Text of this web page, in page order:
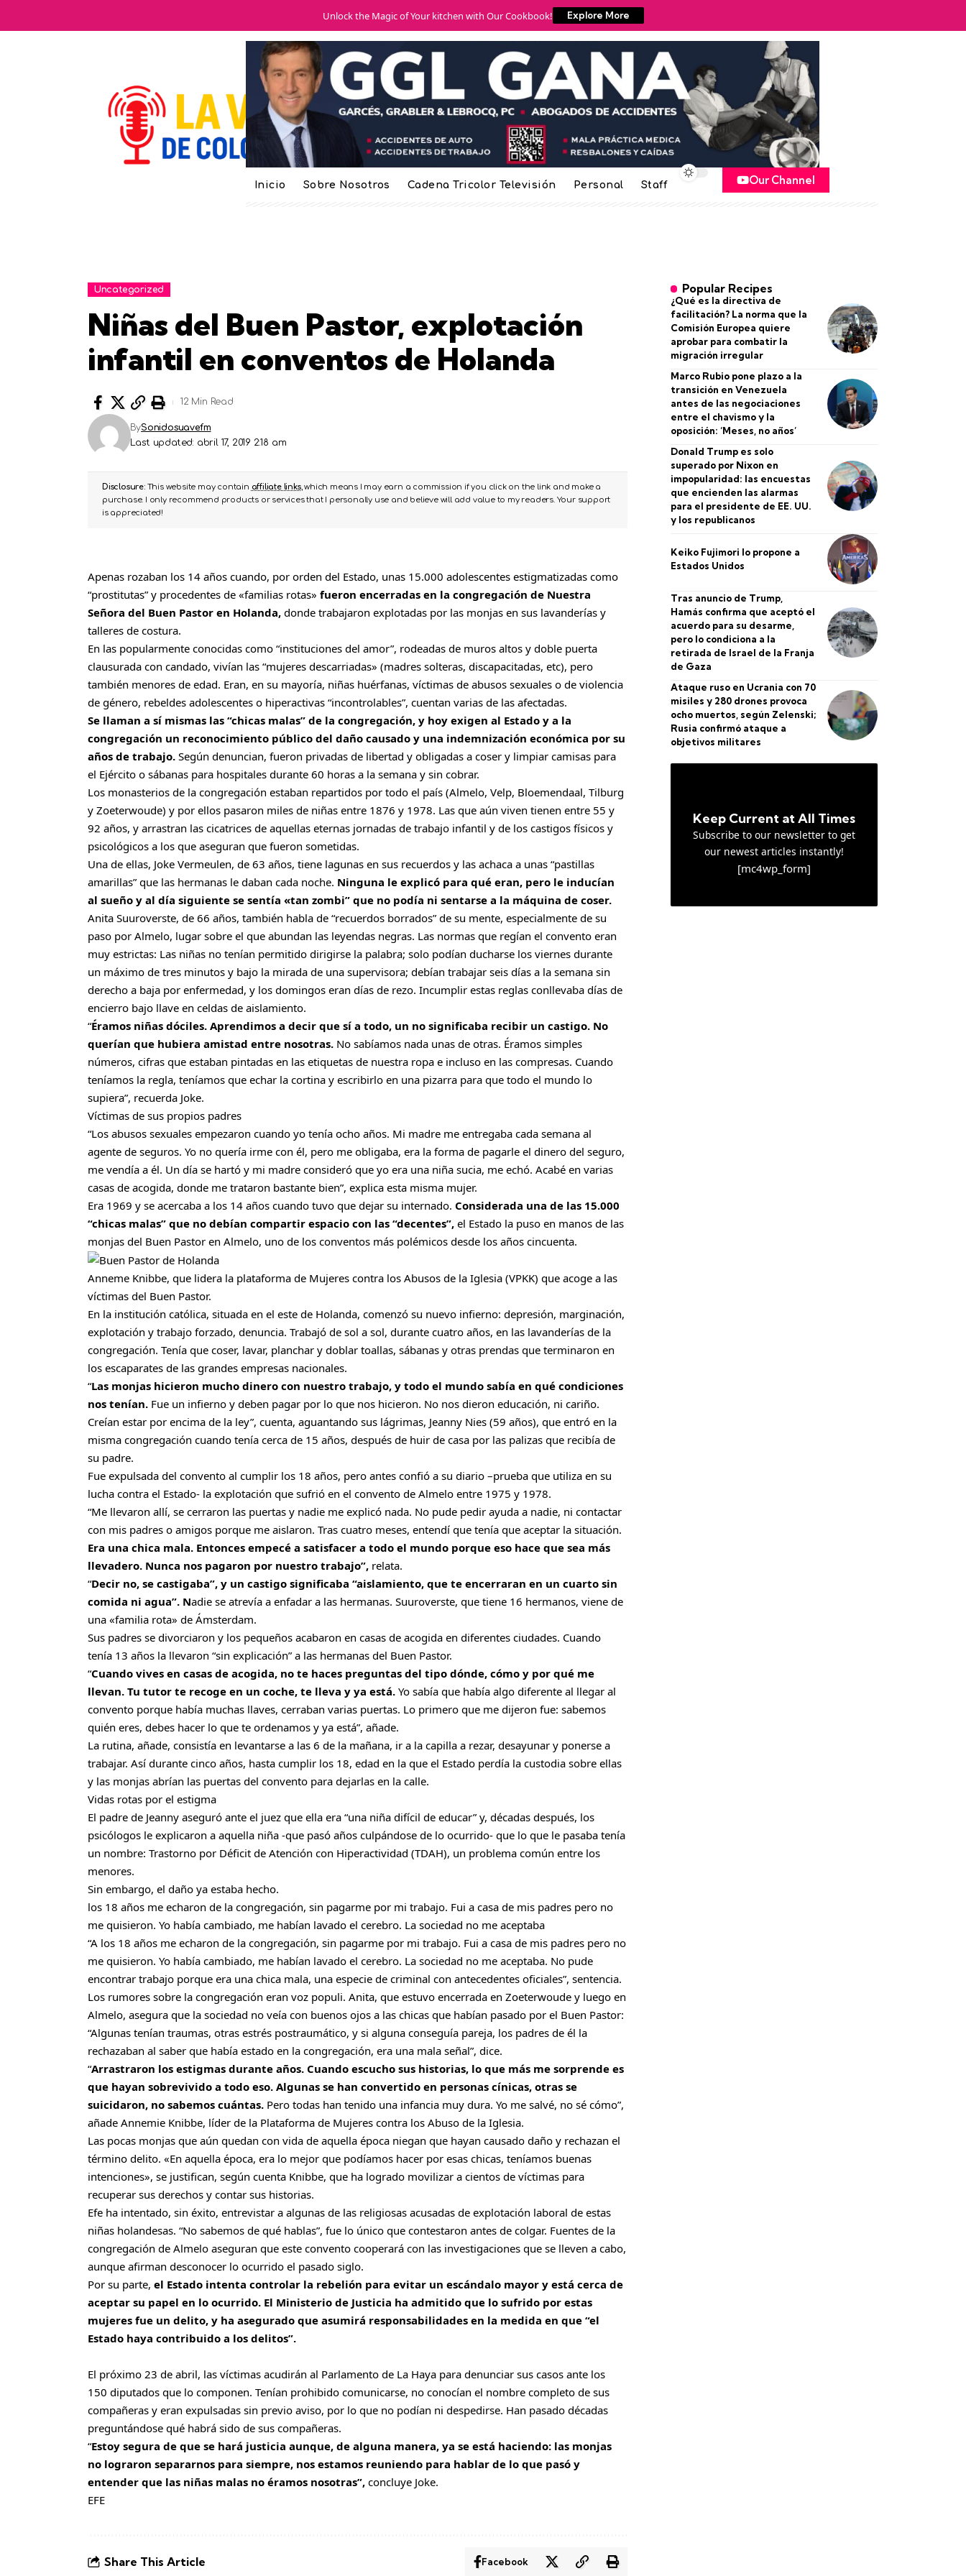
Unlock the Magic of Your kitchen with Our Cookbook! Explore More
Inicio Sobre Nosotros Cadena Tricolor Televisión Personal Staff Our Channel
Uncategorized
Niñas del Buen Pastor, explotación
infantil en conventos de Holanda
Last updated: abril 17, 2019 2:18 am
BySonidosuavefm
12 Min Read
Disclosure:This website may contain affiliate links, which means I may earn a commission if you click on the link and make a
purchase. I only recommend products or services that I personally use and believe will add value to my readers. Your support
is appreciated!
Apenas rozaban los 14 años cuando, por orden del Estado, unas 15.000 adolescentes estigmatizadas como
“prostitutas” y procedentes de «familias rotas» fueron encerradas en la congregación de Nuestra
Señora del Buen Pastor en Holanda, donde trabajaron explotadas por las monjas en sus lavanderías y
talleres de costura.
En las popularmente conocidas como “instituciones del amor”, rodeadas de muros altos y doble puerta
clausurada con candado, vivían las “mujeres descarriadas» (madres solteras, discapacitadas, etc), pero
también menores de edad. Eran, en su mayoría, niñas huérfanas, víctimas de abusos sexuales o de violencia
de género, rebeldes adolescentes o hiperactivas “incontrolables”, cuentan varias de las afectadas.
Se llaman a sí mismas las “chicas malas” de la congregación, y hoy exigen al Estado y a la
congregación un reconocimiento público del daño causado y una indemnización económica por su
años de trabajo. Según denuncian, fueron privadas de libertad y obligadas a coser y limpiar camisas para
el Ejército o sábanas para hospitales durante 60 horas a la semana y sin cobrar.
Los monasterios de la congregación estaban repartidos por todo el país (Almelo, Velp, Bloemendaal, Tilburg
y Zoeterwoude) y por ellos pasaron miles de niñas entre 1876 y 1978. Las que aún viven tienen entre 55 y
92 años, y arrastran las cicatrices de aquellas eternas jornadas de trabajo infantil y de los castigos físicos y
psicológicos a los que aseguran que fueron sometidas.
Una de ellas, Joke Vermeulen, de 63 años, tiene lagunas en sus recuerdos y las achaca a unas “pastillas
amarillas” que las hermanas le daban cada noche. Ninguna le explicó para qué eran, pero le inducían
al sueño y al día siguiente se sentía «tan zombi” que no podía ni sentarse a la máquina de coser.
Anita Suuroverste, de 66 años, también habla de “recuerdos borrados” de su mente, especialmente de su
paso por Almelo, lugar sobre el que abundan las leyendas negras. Las normas que regían el convento eran
muy estrictas: Las niñas no tenían permitido dirigirse la palabra; solo podían ducharse los viernes durante
un máximo de tres minutos y bajo la mirada de una supervisora; debían trabajar seis días a la semana sin
derecho a baja por enfermedad, y los domingos eran días de rezo. Incumplir estas reglas conllevaba días de
encierro bajo llave en celdas de aislamiento.
“Éramos niñas dóciles. Aprendimos a decir que sí a todo, un no significaba recibir un castigo. No
querían que hubiera amistad entre nosotras. No sabíamos nada unas de otras. Éramos simples
números, cifras que estaban pintadas en las etiquetas de nuestra ropa e incluso en las compresas. Cuando
teníamos la regla, teníamos que echar la cortina y escribirlo en una pizarra para que todo el mundo lo
supiera”, recuerda Joke.
Víctimas de sus propios padres
“Los abusos sexuales empezaron cuando yo tenía ocho años. Mi madre me entregaba cada semana al
agente de seguros. Yo no quería irme con él, pero me obligaba, era la forma de pagarle el dinero del seguro,
me vendía a él. Un día se hartó y mi madre consideró que yo era una niña sucia, me echó. Acabé en varias
casas de acogida, donde me trataron bastante bien”, explica esta misma mujer.
Era 1969 y se acercaba a los 14 años cuando tuvo que dejar su internado. Considerada una de las 15.000
“chicas malas” que no debían compartir espacio con las “decentes”, el Estado la puso en manos de las
monjas del Buen Pastor en Almelo, uno de los conventos más polémicos desde los años cincuenta.
Anneme Knibbe, que lidera la plataforma de Mujeres contra los Abusos de la Iglesia (VPKK) que acoge a las
víctimas del Buen Pastor.
En la institución católica, situada en el este de Holanda, comenzó su nuevo infierno: depresión, marginación,
explotación y trabajo forzado, denuncia. Trabajó de sol a sol, durante cuatro años, en las lavanderías de la
congregación. Tenía que coser, lavar, planchar y doblar toallas, sábanas y otras prendas que terminaron en
los escaparates de las grandes empresas nacionales.
“Las monjas hicieron mucho dinero con nuestro trabajo, y todo el mundo sabía en qué condiciones
nos tenían. Fue un infierno y deben pagar por lo que nos hicieron. No nos dieron educación, ni cariño.
Creían estar por encima de la ley”, cuenta, aguantando sus lágrimas, Jeanny Nies (59 años), que entró en la
misma congregación cuando tenía cerca de 15 años, después de huir de casa por las palizas que recibía de
su padre.
Fue expulsada del convento al cumplir los 18 años, pero antes confió a su diario –prueba que utiliza en su
lucha contra el Estado- la explotación que sufrió en el convento de Almelo entre 1975 y 1978.
“Me llevaron allí, se cerraron las puertas y nadie me explicó nada. No pude pedir ayuda a nadie, ni contactar
con mis padres o amigos porque me aislaron. Tras cuatro meses, entendí que tenía que aceptar la situación.
Era una chica mala. Entonces empecé a satisfacer a todo el mundo porque eso hace que sea más
llevadero. Nunca nos pagaron por nuestro trabajo”, relata.
“Decir no, se castigaba”, y un castigo significaba “aislamiento, que te encerraran en un cuarto sin
comida ni agua”. Nadie se atrevía a enfadar a las hermanas. Suuroverste, que tiene 16 hermanos, viene de
una «familia rota» de Ámsterdam.
Sus padres se divorciaron y los pequeños acabaron en casas de acogida en diferentes ciudades. Cuando
tenía 13 años la llevaron “sin explicación” a las hermanas del Buen Pastor.
“Cuando vives en casas de acogida, no te haces preguntas del tipo dónde, cómo y por qué me
llevan. Tu tutor te recoge en un coche, te lleva y ya está. Yo sabía que había algo diferente al llegar al
convento porque había muchas llaves, cerraban varias puertas. Lo primero que me dijeron fue: sabemos
quién eres, debes hacer lo que te ordenamos y ya está”, añade.
La rutina, añade, consistía en levantarse a las 6 de la mañana, ir a la capilla a rezar, desayunar y ponerse a
trabajar. Así durante cinco años, hasta cumplir los 18, edad en la que el Estado perdía la custodia sobre ellas
y las monjas abrían las puertas del convento para dejarlas en la calle.
Vidas rotas por el estigma
El padre de Jeanny aseguró ante el juez que ella era “una niña difícil de educar” y, décadas después, los
psicólogos le explicaron a aquella niña -que pasó años culpándose de lo ocurrido- que lo que le pasaba tenía
un nombre: Trastorno por Déficit de Atención con Hiperactividad (TDAH), un problema común entre los
menores.
Sin embargo, el daño ya estaba hecho.
los 18 años me echaron de la congregación, sin pagarme por mi trabajo. Fui a casa de mis padres pero no
me quisieron. Yo había cambiado, me habían lavado el cerebro. La sociedad no me aceptaba
“A los 18 años me echaron de la congregación, sin pagarme por mi trabajo. Fui a casa de mis padres pero no
me quisieron. Yo había cambiado, me habían lavado el cerebro. La sociedad no me aceptaba. No pude
encontrar trabajo porque era una chica mala, una especie de criminal con antecedentes oficiales”, sentencia.
Los rumores sobre la congregación eran voz populi. Anita, que estuvo encerrada en Zoeterwoude y luego en
Almelo, asegura que la sociedad no veía con buenos ojos a las chicas que habían pasado por el Buen Pastor:
“Algunas tenían traumas, otras estrés postraumático, y si alguna conseguía pareja, los padres de él la
rechazaban al saber que había estado en la congregación, era una mala señal”, dice.
“Arrastraron los estigmas durante años. Cuando escucho sus historias, lo que más me sorprende es
que hayan sobrevivido a todo eso. Algunas se han convertido en personas cínicas, otras se
suicidaron, no sabemos cuántas. Pero todas han tenido una infancia muy dura. Yo me salvé, no sé cómo”,
añade Annemie Knibbe, líder de la Plataforma de Mujeres contra los Abuso de la Iglesia.
Las pocas monjas que aún quedan con vida de aquella época niegan que hayan causado daño y rechazan el
término delito. «En aquella época, era lo mejor que podíamos hacer por esas chicas, teníamos buenas
intenciones», se justifican, según cuenta Knibbe, que ha logrado movilizar a cientos de víctimas para
recuperar sus derechos y contar sus historias.
Efe ha intentado, sin éxito, entrevistar a algunas de las religiosas acusadas de explotación laboral de estas
niñas holandesas. “No sabemos de qué hablas”, fue lo único que contestaron antes de colgar. Fuentes de la
congregación de Almelo aseguran que este convento cooperará con las investigaciones que se lleven a cabo,
aunque afirman desconocer lo ocurrido el pasado siglo.
Por su parte, el Estado intenta controlar la rebelión para evitar un escándalo mayor y está cerca de
aceptar su papel en lo ocurrido. El Ministerio de Justicia ha admitido que lo sufrido por estas
mujeres fue un delito, y ha asegurado que asumirá responsabilidades en la medida en que “el
Estado haya contribuido a los delitos”.
El próximo 23 de abril, las víctimas acudirán al Parlamento de La Haya para denunciar sus casos ante los
150 diputados que lo componen. Tenían prohibido comunicarse, no conocían el nombre completo de sus
compañeras y eran expulsadas sin previo aviso, por lo que no podían ni despedirse. Han pasado décadas
preguntándose qué habrá sido de sus compañeras.
“Estoy segura de que se hará justicia aunque, de alguna manera, ya se está haciendo: las monjas
no lograron separarnos para siempre, nos estamos reuniendo para hablar de lo que pasó y
entender que las niñas malas no éramos nosotras”, concluye Joke.
EFE
Share This Article Facebook
Popular Recipes
¿Qué es la directiva de
facilitación? La norma que la
Comisión Europea quiere
aprobar para combatir la
migración irregular
Marco Rubio pone plazo a la
transición en Venezuela
antes de las negociaciones
entre el chavismo y la
oposición: ‘Meses, no años’
Donald Trump es solo
superado por Nixon en
impopularidad: las encuestas
que encienden las alarmas
para el presidente de EE. UU.
y los republicanos
Keiko Fujimori lo propone a
Estados Unidos
Tras anuncio de Trump,
Hamás confirma que aceptó el
acuerdo para su desarme,
pero lo condiciona a la
retirada de Israel de la Franja
de Gaza
Ataque ruso en Ucrania con 70
misiles y 280 drones provoca
ocho muertos, según Zelenski;
Rusia confirmó ataque a
objetivos militares
Keep Current at All Times
Subscribe to our newsletter to get
our newest articles instantly!
[mc4wp_form]